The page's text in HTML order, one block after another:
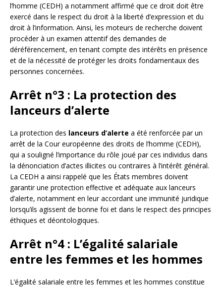
l’homme (CEDH) a notamment affirmé que ce droit doit être
exercé dans le respect du droit à la liberté d’expression et du
droit à l’information. Ainsi, les moteurs de recherche doivent
procéder à un examen attentif des demandes de
déréférencement, en tenant compte des intérêts en présence
et de la nécessité de protéger les droits fondamentaux des
personnes concernées.
Arrêt n°3 : La protection des
lanceurs d’alerte
La protection des lanceurs d’alerte a été renforcée par un
arrêt de la Cour européenne des droits de l’homme (CEDH),
qui a souligné l’importance du rôle joué par ces individus dans
la dénonciation d’actes illicites ou contraires à l’intérêt général.
La CEDH a ainsi rappelé que les États membres doivent
garantir une protection effective et adéquate aux lanceurs
d’alerte, notamment en leur accordant une immunité juridique
lorsqu’ils agissent de bonne foi et dans le respect des principes
éthiques et déontologiques.
Arrêt n°4 : L’égalité salariale
entre les femmes et les hommes
L’égalité salariale entre les femmes et les hommes constitue